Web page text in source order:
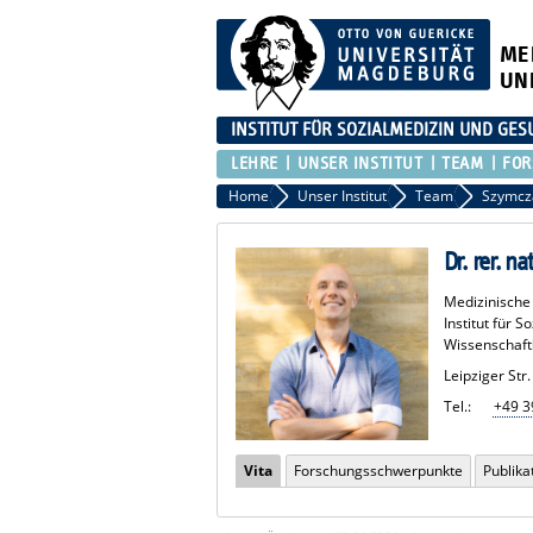
INSTITUT FÜR SOZIALMEDIZIN UND
LEHRE UNSER INSTITUT TEAM
Home Unser Institut Team
Dr. rer.
Institut für
Leipziger
Tel.:
+49
Vita Forschungsschwerpunkte